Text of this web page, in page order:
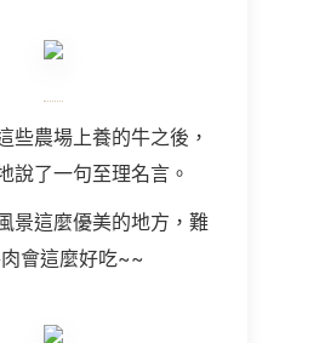
些農場上養的牛之後，
說了一句至理名言。
景這麼優美的地方，難
會這麼好吃~~